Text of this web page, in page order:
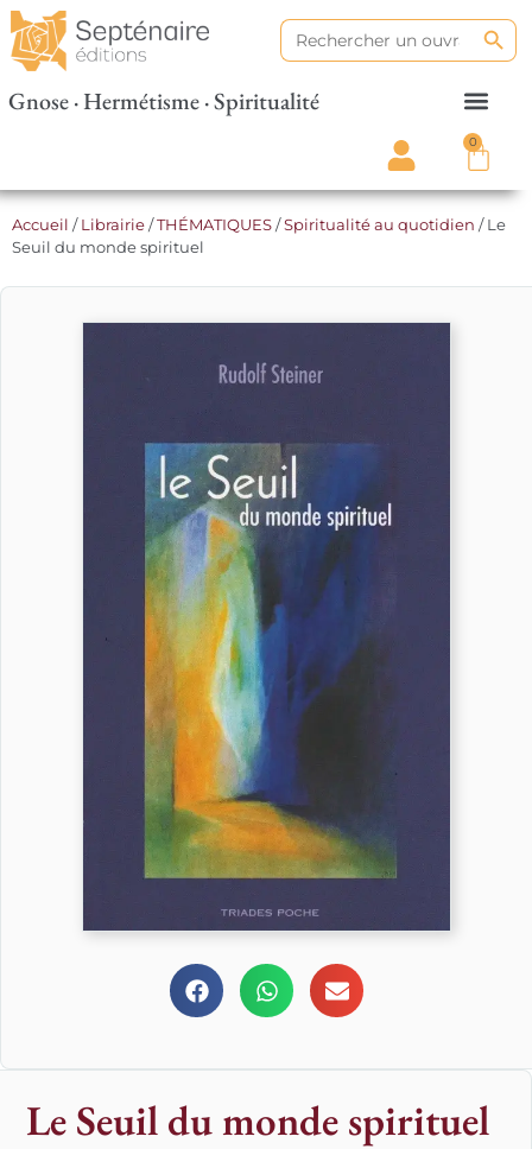
Search
for:
Gnose · Hermétisme · Spiritualité
0
Accueil /Librairie/THÉMATIQUES/Spiritualité au quotidien / Le
Seuil du monde spirituel
Le Seuil du monde spirituel